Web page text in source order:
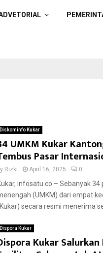
Diskominfo Kukar
UMKM Kukar
Pasar
Rizki April 16, 2025 0
infosatu.co – Sebanyak 34
(UMKM) dari empat
secara resmi menerima
Dispora Kukar
Kukar